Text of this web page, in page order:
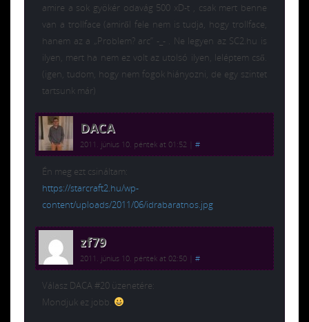
amire a sok gyökér odavág 500 xD-t , csak mert benne
van a trollface (amiről fele nem is tudja, hogy trollface,
hanem az a „Problem? arc” -_- . Ne legyen az SC2.hu is
ilyen, mert ha nem ez volt az utolsó ilyen, leléptem cső.
(igen, tudom, hogy nem fogok hiányozni, de egy szintet
tartsunk már)
DACA
2011. június 10. péntek at 01:52 #
Én meg ezt csináltam:
https://starcraft2.hu/wp-
content/uploads/2011/06/idrabaratnos.jpg
zf79
2011. június 10. péntek at 02:50 #
Válasz DACA #20 üzenetére:
Mondjuk ez jobb.